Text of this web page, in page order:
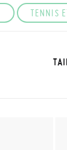
TENNIS